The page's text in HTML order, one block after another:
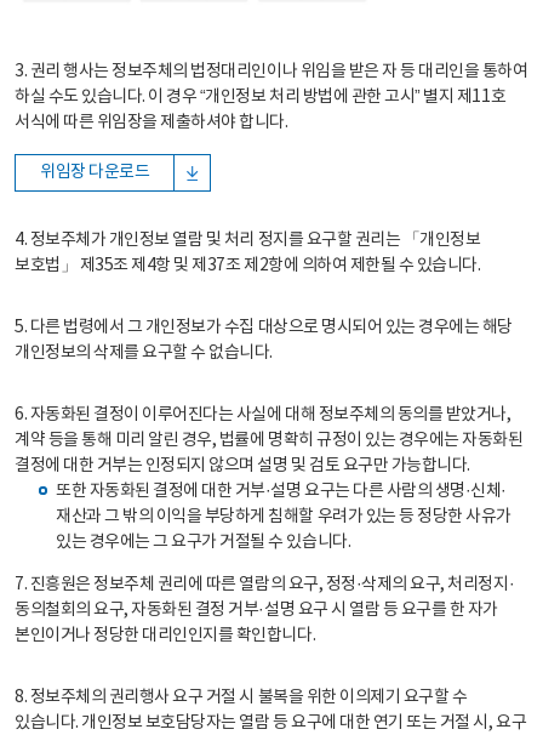
3. 권리 행사는 정보주체의 법정대리인이나 위임을 받은 자 등 대리인을 통하여
하실 수도 있습니다. 이 경우 “개인정보 처리 방법에 관한 고시” 별지 제11호
서식에 따른 위임장을 제출하셔야 합니다.
위임장 다운로드
4. 정보주체가 개인정보 열람 및 처리 정지를 요구할 권리는 「개인정보
보호법」 제35조 제4항 및 제37조 제2항에 의하여 제한될 수 있습니다.
5. 다른 법령에서 그 개인정보가 수집 대상으로 명시되어 있는 경우에는 해당
개인정보의 삭제를 요구할 수 없습니다.
6. 자동화된 결정이 이루어진다는 사실에 대해 정보주체의 동의를 받았거나,
계약 등을 통해 미리 알린 경우, 법률에 명확히 규정이 있는 경우에는 자동화된
결정에 대한 거부는 인정되지 않으며 설명 및 검토 요구만 가능합니다.
또한 자동화된 결정에 대한 거부·설명 요구는 다른 사람의 생명·신체·
재산과 그 밖의 이익을 부당하게 침해할 우려가 있는 등 정당한 사유가
있는 경우에는 그 요구가 거절될 수 있습니다.
7. 진흥원은 정보주체 권리에 따른 열람의 요구, 정정·삭제의 요구, 처리정지·
동의철회의 요구, 자동화된 결정 거부·설명 요구 시 열람 등 요구를 한 자가
본인이거나 정당한 대리인인지를 확인합니다.
8. 정보주체의 권리행사 요구 거절 시 불복을 위한 이의제기 요구할 수
있습니다. 개인정보 보호담당자는 열람 등 요구에 대한 연기 또는 거절 시, 요구